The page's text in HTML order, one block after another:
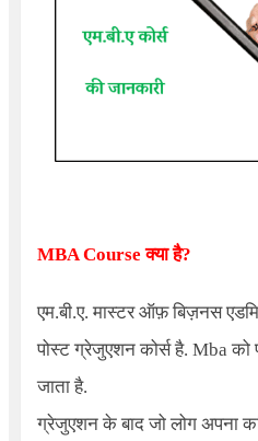
MBA Courseक्या है?
एम.बी.ए. मास्टर ऑफ़ बिज़नस
पोस्ट ग्रेजुएशन कोर्स है. Mba
जाता है.
ग्रेजुएशन के बाद जो लोग अपना